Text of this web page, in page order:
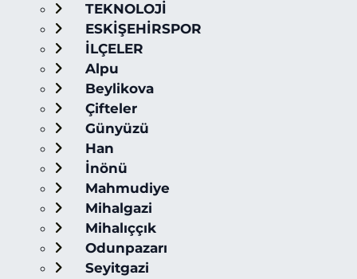
TEKNOLOJİ
ESKİŞEHİRSPOR
İLÇELER
Alpu
Beylikova
Çifteler
Günyüzü
Han
İnönü
Mahmudiye
Mihalgazi
Mihalıççık
Odunpazarı
Seyitgazi